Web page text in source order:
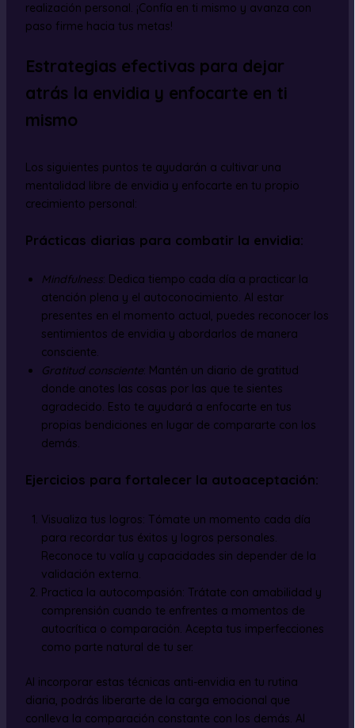
realización personal. ¡Confía en ti mismo y avanza con
paso firme hacia tus metas!
Estrategias efectivas para dejar
atrás la envidia y enfocarte en ti
mismo
Los siguientes puntos te ayudarán a cultivar una
mentalidad libre de envidia y enfocarte en tu propio
crecimiento personal:
Prácticas diarias para combatir la envidia:
Mindfulness: Dedica tiempo cada día a practicar la
atención plena y el autoconocimiento. Al estar
presentes en el momento actual, puedes reconocer los
sentimientos de envidia y abordarlos de manera
consciente.
Gratitud consciente: Mantén un diario de gratitud
donde anotes las cosas por las que te sientes
agradecido. Esto te ayudará a enfocarte en tus
propias bendiciones en lugar de compararte con los
demás.
Ejercicios para fortalecer la autoaceptación:
Visualiza tus logros: Tómate un momento cada día
para recordar tus éxitos y logros personales.
Reconoce tu valía y capacidades sin depender de la
validación externa.
Practica la autocompasión: Trátate con amabilidad y
comprensión cuando te enfrentes a momentos de
autocrítica o comparación. Acepta tus imperfecciones
como parte natural de tu ser.
Al incorporar estas técnicas anti-envidia en tu rutina
diaria, podrás liberarte de la carga emocional que
conlleva la comparación constante con los demás. Al